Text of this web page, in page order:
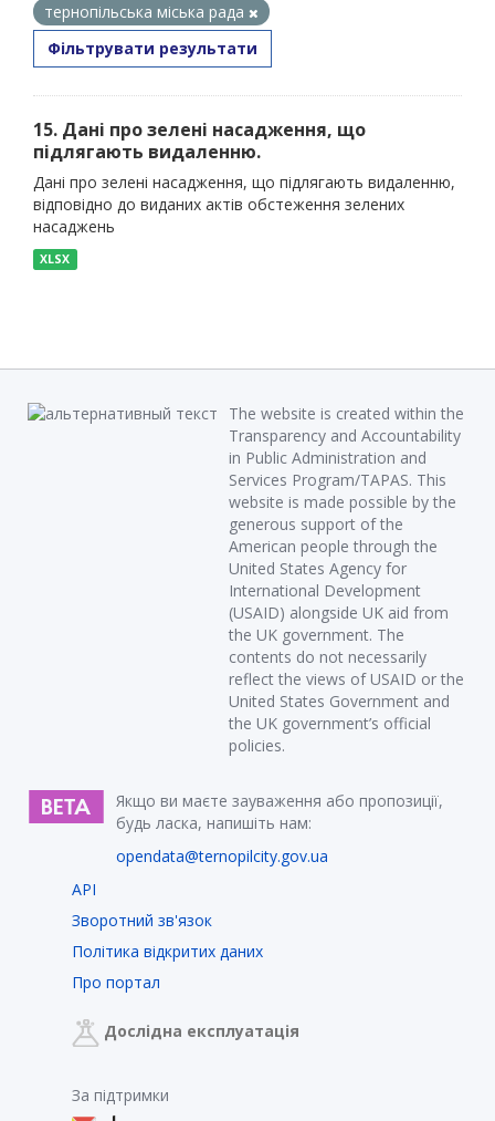
тернопільська міська рада
Фільтрувати результати
15. Дані про зелені насадження, що
підлягають видаленню.
Дані про зелені насадження, що підлягають видаленню,
відповідно до виданих актів обстеження зелених
насаджень
XLSX
The website is created within the
Transparency and Accountability
in Public Administration and
Services Program/TAPAS. This
website is made possible by the
generous support of the
American people through the
United States Agency for
International Development
(USAID) alongside UK aid from
the UK government. The
contents do not necessarily
reflect the views of USAID or the
United States Government and
the UK government’s official
policies.
Якщо ви маєте зауваження або пропозиції,
будь ласка, напишіть нам:
opendata@ternopilcity.gov.ua
API
Зворотний зв'язок
Політика відкритих даних
Про портал
Дослідна експлуатація
За підтримки